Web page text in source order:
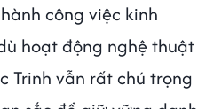
công việc kinh
hoạt động nghệ thuật
Trinh vẫn rất chú trọng